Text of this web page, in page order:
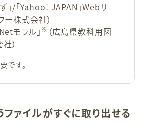
」/「Yahoo! JAPAN」Webサ
ー株式会社）
モラル」 ※ （広島県教科用図
）
です。
ァイルがすぐに取り出せる